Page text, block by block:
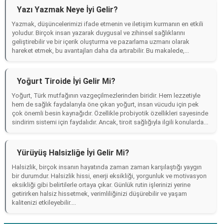
Yazı Yazmak Neye İyi Gelir?
Yazmak, düşüncelerimizi ifade etmenin ve iletişim kurmanın en etkili
yoludur. Birçok insan yazarak duygusal ve zihinsel sağlıklarını
geliştirebilir ve bir içerik oluşturma ve pazarlama uzmanı olarak
hareket etmek, bu avantajları daha da artırabilir. Bu makalede,...
Yoğurt Tiroide İyi Gelir Mi?
Yoğurt, Türk mutfağının vazgeçilmezlerinden biridir. Hem lezzetiyle
hem de sağlık faydalarıyla öne çıkan yoğurt, insan vücudu için pek
çok önemli besin kaynağıdır. Özellikle probiyotik özellikleri sayesinde
sindirim sistemi için faydalıdır. Ancak, tiroit sağlığıyla ilgili konularda...
Yürüyüş Halsizliğe İyi Gelir Mi?
Halsizlik, birçok insanın hayatında zaman zaman karşılaştığı yaygın
bir durumdur. Halsizlik hissi, enerji eksikliği, yorgunluk ve motivasyon
eksikliği gibi belirtilerle ortaya çıkar. Günlük rutin işlerinizi yerine
getirirken halsiz hissetmek, verimliliğinizi düşürebilir ve yaşam
kalitenizi etkileyebilir....